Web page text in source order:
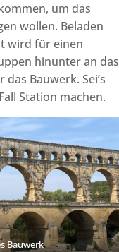
um das
wollen. Beladen
wird für einen
hinunter an das
Bauwerk. Sei’s
Station machen.
Bauwerk